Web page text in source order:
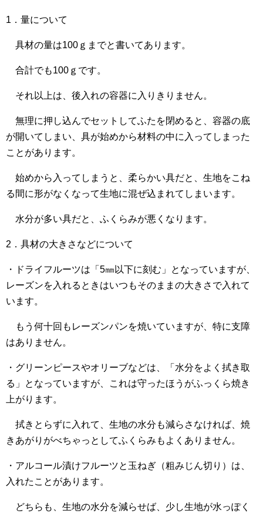
1．量について
具材の量は100ｇまでと書いてあります。
合計でも100ｇです。
それ以上は、後入れの容器に入りきりません。
無理に押し込んでセットしてふたを閉めると、容器の底
が開いてしまい、具が始めから材料の中に入ってしまった
ことがあります。
始めから入ってしまうと、柔らかい具だと、生地をこね
る間に形がなくなって生地に混ぜ込まれてしまいます。
水分が多い具だと、ふくらみが悪くなります。
2．具材の大きさなどについて
・ドライフルーツは「5㎜以下に刻む」となっていますが、
レーズンを入れるときはいつもそのままの大きさで入れて
います。
もう何十回もレーズンパンを焼いていますが、特に支障
はありません。
・グリーンピースやオリーブなどは、「水分をよく拭き取
る」となっていますが、これは守ったほうがふっくら焼き
上がります。
拭きとらずに入れて、生地の水分も減らさなければ、焼
きあがりがべちゃっとしてふくらみもよくありません。
・アルコール漬けフルーツと玉ねぎ（粗みじん切り）は、
入れたことがあります。
どちらも、生地の水分を減らせば、少し生地が水っぽく